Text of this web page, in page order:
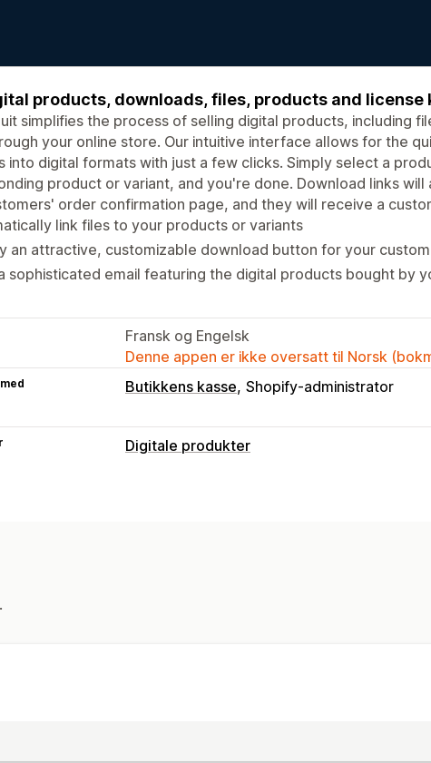
products, downloads, files, products and license
simplifies the process of selling digital products, including
your online store. Our intuitive interface allows for the
into digital formats with just a few clicks. Simply select a
product or variant, and you're done. Download links
order confirmation page, and they will receive a
link files to your products or variants
an attractive, customizable download button for your
sophisticated email featuring the digital products bought by
Fransk og Engelsk
Denne appen er ikke oversatt til Norsk
Butikkens kasse Shopify-administrator
Digitale produkter